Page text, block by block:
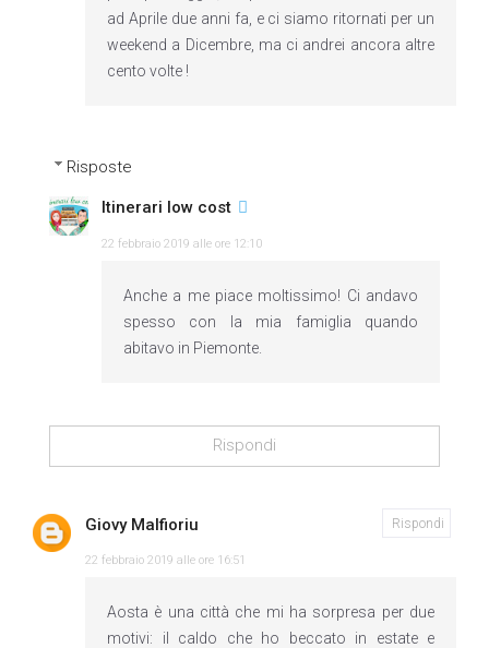
ad Aprile due anni fa, e ci siamo ritornati per un
weekend a Dicembre, ma ci andrei ancora altre
cento volte !
Risposte
Itinerari low cost
22 febbraio 2019 alle ore 12:10
Anche a me piace moltissimo! Ci andavo
spesso con la mia famiglia quando
abitavo in Piemonte.
Rispondi
Giovy Malfioriu
22 febbraio 2019 alle ore 16:51
Aosta è una città che mi ha sorpresa per due
motivi: il caldo che ho beccato in estate e
Rispondi